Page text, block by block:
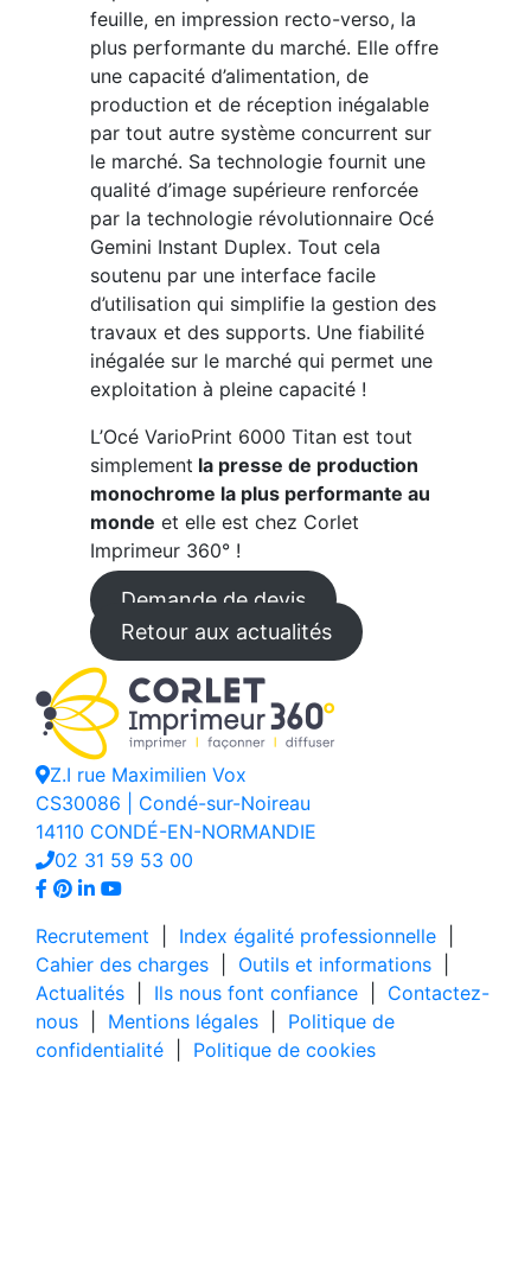
feuille, en impression recto-verso, la
plus performante du marché. Elle offre
une capacité d’alimentation, de
production et de réception inégalable
par tout autre système concurrent sur
le marché. Sa technologie fournit une
qualité d’image supérieure renforcée
par la technologie révolutionnaire Océ
Gemini Instant Duplex. Tout cela
soutenu par une interface facile
d’utilisation qui simplifie la gestion des
travaux et des supports. Une fiabilité
inégalée sur le marché qui permet une
exploitation à pleine capacité !
L’Océ VarioPrint 6000 Titan est tout
simplement la presse de production
monochrome la plus performante au
monde et elle est chez Corlet
Imprimeur 360° !
Demande de devis
Retour aux actualités
Z.I rue Maximilien Vox
CS30086 | Condé-sur-Noireau
14110 CONDÉ-EN-NORMANDIE
02 31 59 53 00
Recrutement Index égalité professionnelle
Cahier des charges
Outils et informations
Actualités
Ils nous font confiance
Contactez-
nous
Mentions légales
Politique de
confidentialité
Politique de cookies